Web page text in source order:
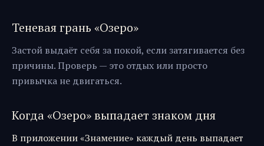
Теневая грань «Озеро»
Застой выдаёт себя за покой, если затягивается без
причины. Проверь — это отдых или просто
привычка не двигаться.
Когда «Озеро» выпадает знаком дня
В приложении «Знамение» каждый день выпадает